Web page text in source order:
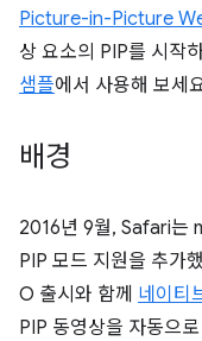
Picture-in-Picture
상 요소의 PIP를 시작
샘플에서 사용해 보세
배경
2016년 9월, Safari는
PIP 모드 지원을 추가
O 출시와 함께 네이티
PIP 동영상을 자동으